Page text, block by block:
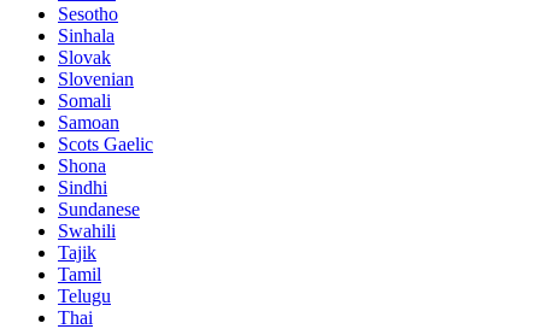
Sesotho
Sinhala
Slovak
Slovenian
Somali
Samoan
Scots Gaelic
Shona
Sindhi
Sundanese
Swahili
Tajik
Tamil
Telugu
Thai